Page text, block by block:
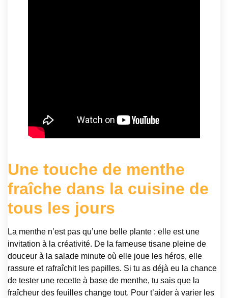
Une touche de menthe
fraîche dans la cuisine de
tous les jours
La menthe n’est pas qu’une belle plante : elle est une
invitation à la créativité. De la fameuse tisane pleine de
douceur à la salade minute où elle joue les héros, elle
rassure et rafraîchit les papilles. Si tu as déjà eu la chance
de tester une recette à base de menthe, tu sais que la
fraîcheur des feuilles change tout. Pour t’aider à varier les